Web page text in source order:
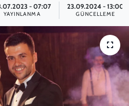
- 07:07
YAYINLANMA
23.09.2024 - 13:00
GÜNCELLEME